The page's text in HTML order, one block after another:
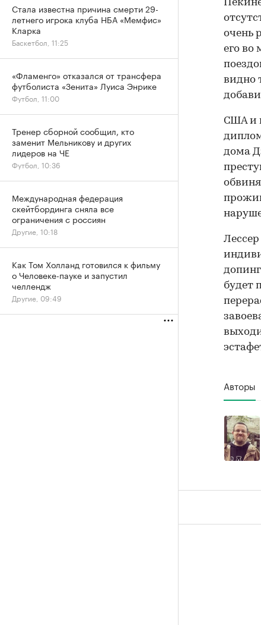
очень
его во
видно
США и
дома
будет
Авторы
Стала известна причина смерти 29-
летнего игрока клуба НБА «Мемфис»
Кларка
Баскетбол, 11:25
«Фламенго» отказался от трансфера
футболиста «Зенита» Луиса Энрике
Футбол, 11:00
Тренер сборной сообщил, кто
заменит Мельникову и других
лидеров на ЧЕ
Футбол, 10:36
Международная федерация
скейтбординга сняла все
ограничения с россиян
Другие, 10:18
Как Том Холланд готовился к фильму
о Человеке-пауке и запустил
челлендж
Другие, 09:49